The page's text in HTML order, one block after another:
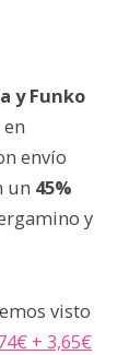
y Funko
envío
un 45%
y
visto
+ 3,65€